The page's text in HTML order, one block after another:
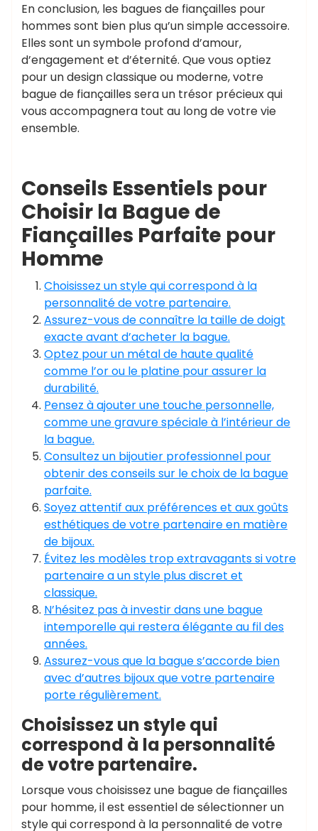
En conclusion, les bagues de fiançailles pour
hommes sont bien plus qu’un simple accessoire.
Elles sont un symbole profond d’amour,
d’engagement et d’éternité. Que vous optiez
pour un design classique ou moderne, votre
bague de fiançailles sera un trésor précieux qui
vous accompagnera tout au long de votre vie
ensemble.
Conseils Essentiels pour
Choisir la Bague de
Fiançailles Parfaite pour
Homme
Choisissez un style qui correspond à la
personnalité de votre partenaire.
Assurez-vous de connaître la taille de doigt
exacte avant d’acheter la bague.
Optez pour un métal de haute qualité
comme l’or ou le platine pour assurer la
durabilité.
Pensez à ajouter une touche personnelle,
comme une gravure spéciale à l’intérieur de
la bague.
Consultez un bijoutier professionnel pour
obtenir des conseils sur le choix de la bague
parfaite.
Soyez attentif aux préférences et aux goûts
esthétiques de votre partenaire en matière
de bijoux.
Évitez les modèles trop extravagants si votre
partenaire a un style plus discret et
classique.
N’hésitez pas à investir dans une bague
intemporelle qui restera élégante au fil des
années.
Assurez-vous que la bague s’accorde bien
avec d’autres bijoux que votre partenaire
porte régulièrement.
Choisissez un style qui
correspond à la personnalité
de votre partenaire.
Lorsque vous choisissez une bague de fiançailles
pour homme, il est essentiel de sélectionner un
style qui correspond à la personnalité de votre